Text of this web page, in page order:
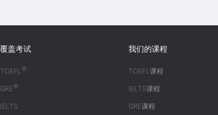
覆盖考试
TOEFL®
GRE®
IELTS
我们的课程
TOEFL课程
IELTS课程
GRE课程